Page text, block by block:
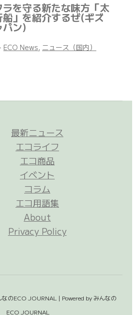
を守る新たな味方「太
」を紹介するぜ(ギズ
パン)
ECO News, ニュース（国内）
最新ニュース
エコライフ
エコ商品
イベント
コラム
エコ用語集
About
Privacy Policy
のECO JOURNAL | Powered by みんなの
ECO JOURNAL